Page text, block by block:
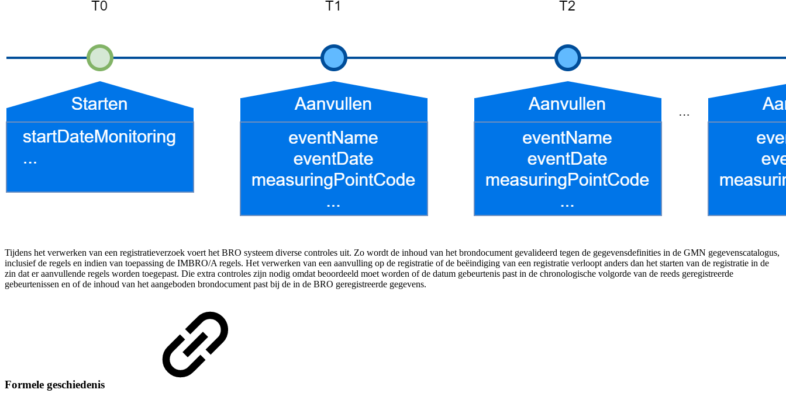
Tijdens het verwerken van een registratieverzoek voert het BRO systeem diverse controles uit. Zo wordt de inhoud van het brondocument gevalideerd tegen de gegevensdefinities in de GMN gegevenscatalogus,
inclusief de regels en indien van toepassing de IMBRO/A regels. Het verwerken van een aanvulling op de registratie of de beëindiging van een registratie verloopt anders dan het starten van de registratie in de
zin dat er aanvullende regels worden toegepast. Die extra controles zijn nodig omdat beoordeeld moet worden of de datum gebeurtenis past in de chronologische volgorde van de reeds geregistreerde
gebeurtenissen en of de inhoud van het aangeboden brondocument past bij de in de BRO geregistreerde gegevens.
Formele geschiedenis